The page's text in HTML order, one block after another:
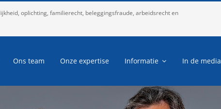
oplichting, familierecht, beleggingsfraude, arbeidsrecht en
Ons team Onze expertise Informatie In de media